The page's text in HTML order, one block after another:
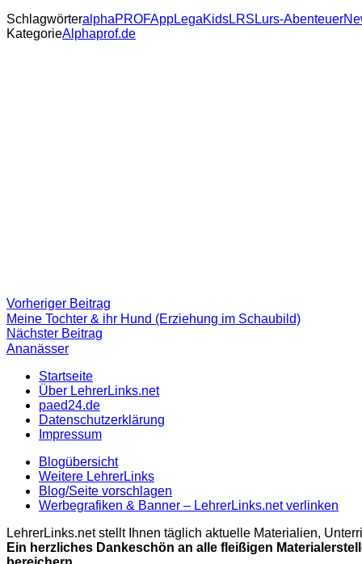
SchlagwörteralphaPROFAppLegaKidsLRS Lurs-Abenteuer
KategorieAlphaprof.de
Beitragsnavigation
Vorheriger Beitrag
Beitrag:
Meine Tochter & ihr Hund (Erziehung im Schaubild)
Nächster Beitrag
Ananässer
Startseite
Über LehrerLinks.net
paed24.de
Datenschutzerklärung
Impressum
Blogübersicht
Weitere LehrerLinks
Blog/Seite vorschlagen
Werbegrafiken & Banner – LehrerLinks.net verlinken
LehrerLinks.net stellt Ihnen täglich aktuelle Materialien,
Ein herzliches Dankeschön an alle fleißigen